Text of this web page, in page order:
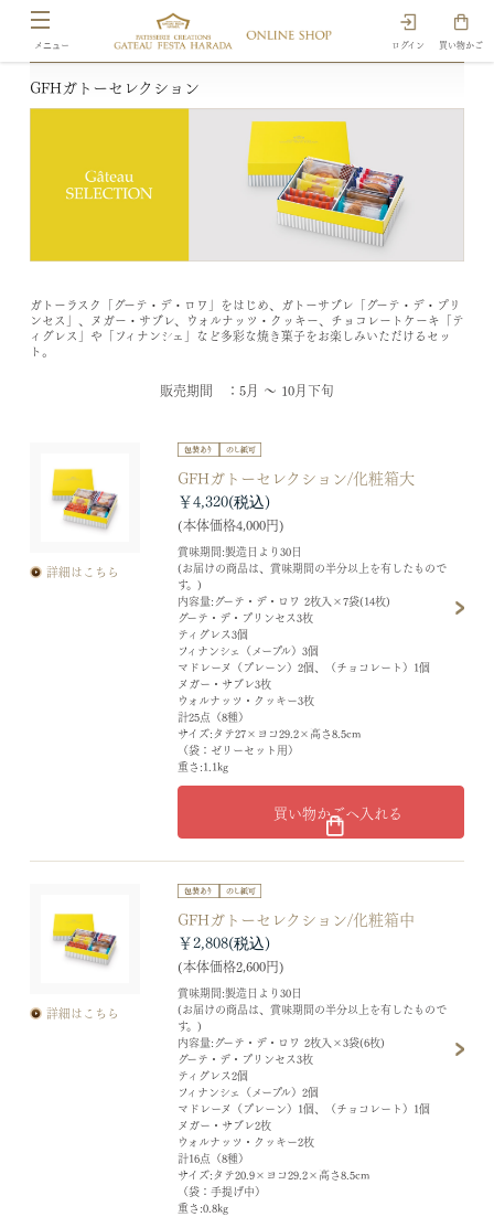
ログイン 買い物かご
GFHガトーセレクション
ガトーラスク「グーテ・デ・ロワ」をはじめ、ガトーサブレ「グーテ・デ・プリ
ンセス」、ヌガー・サブレ、ウォルナッツ・クッキー、チョコレートケーキ「テ
ィグレス」や「フィナンシェ」など多彩な焼き菓子をお楽しみいただけるセッ
ト。
販売期間 ：5月 ～ 10月下旬
詳細はこちら
GFHガトーセレクション/化粧箱大
賞味期間:製造日より30日
(お届けの商品は、賞味期間の半分以上を有したもので
す。)
内容量:グーテ・デ・ロワ 2枚入×7袋(14枚)
グーテ・デ・プリンセス3枚
ティグレス3個
フィナンシェ（メープル）3個
マドレーヌ（プレーン）2個、（チョコレート）1個
ヌガー・サブレ3枚
ウォルナッツ・クッキー3枚
計25点（8種）
サイズ:タテ27×ヨコ29.2×高さ8.5cm
（袋：ゼリーセット用）
重さ:1.1kg
￥4,320
(本体価格4,000円)
買い物かごへ入れる
詳細はこちら
GFHガトーセレクション/化粧箱中
賞味期間:製造日より30日
(お届けの商品は、賞味期間の半分以上を有したもので
す。)
内容量:グーテ・デ・ロワ 2枚入×3袋(6枚)
グーテ・デ・プリンセス3枚
ティグレス2個
フィナンシェ（メープル）2個
マドレーヌ（プレーン）1個、（チョコレート）1個
ヌガー・サブレ2枚
ウォルナッツ・クッキー2枚
計16点（8種）
サイズ:タテ20.9×ヨコ29.2×高さ8.5cm
（袋：手提げ中）
重さ:0.8kg
￥2,808
(本体価格2,600円)